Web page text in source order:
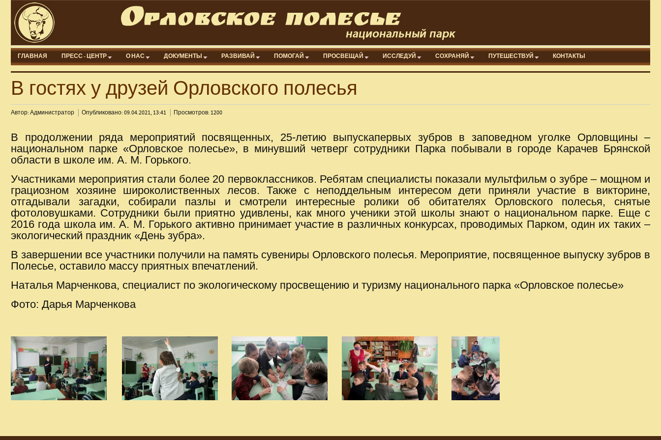
ГЛАВНАЯ ПРЕСС - ЦЕНТР О НАС ДОКУМЕНТЫ РАЗВИВАЙ ПОМОГАЙ ПРОСВЕЩАЙ ИССЛЕДУЙ СОХРАНЯЙ ПУТЕШЕСТВУЙ КОНТАКТЫ
В гостях у друзей Орловского полесья
Автор: Администратор Опубликовано: 09.04.2021, 13:41 Просмотров: 1200
В продолжении ряда мероприятий посвященных, 25-летию выпускапервых зубров в заповедном уголке Орловщины –
национальном парке «Орловское полесье», в минувший четверг сотрудники Парка побывали в городе Карачев Брянской
области в школе им. А. М. Горького.
Участниками мероприятия стали более 20 первоклассников. Ребятам специалисты показали мультфильм о зубре – мощном и
грациозном хозяине широколиственных лесов. Также с неподдельным интересом дети приняли участие в викторине,
отгадывали загадки, собирали пазлы и смотрели интересные ролики об обитателях Орловского полесья, снятые
фотоловушками. Сотрудники были приятно удивлены, как много ученики этой школы знают о национальном парке. Еще с
2016 года школа им. А. М. Горького активно принимает участие в различных конкурсах, проводимых Парком, один их таких –
экологический праздник «День зубра».
В завершении все участники получили на память сувениры Орловского полесья. Мероприятие, посвященное выпуску зубров в
Полесье, оставило массу приятных впечатлений.
Наталья Марченкова, специалист по экологическому просвещению и туризму национального парка «Орловское полесье»
Фото: Дарья Марченкова